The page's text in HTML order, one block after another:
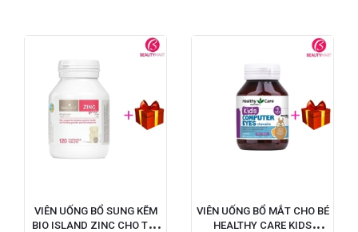
VIÊN UỐNG BỔ SUNG KẼM
BIO ISLAND ZINC CHO TRẺ
VIÊN UỐNG BỔ MẮT CHO BÉ
HEALTHY CARE KIDS